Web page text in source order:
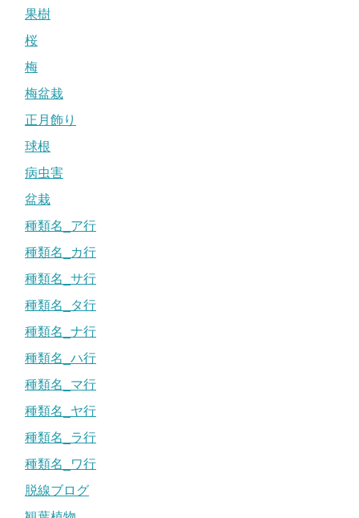
果樹
桜
梅
梅盆栽
正月飾り
球根
病虫害
盆栽
種類名_ア行
種類名_カ行
種類名_サ行
種類名_タ行
種類名_ナ行
種類名_ハ行
種類名_マ行
種類名_ヤ行
種類名_ラ行
種類名_ワ行
脱線ブログ